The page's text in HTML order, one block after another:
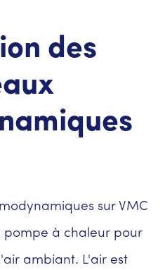
des
sur VMC
pompe à chaleur pour
ambiant. L'air est